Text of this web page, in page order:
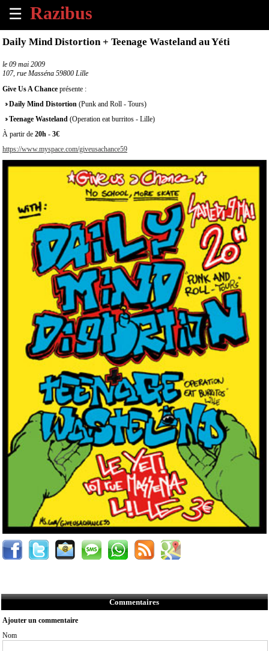
☰
×
Tous
évènements
à
venir
Annoncer
un
Contact
propos
Daily Mind Distortion + Teenage Wasteland au Yéti
le 09 mai 2009
107, rue Masséna 59800 Lille
Give Us A Chance présente :
Daily Mind Distortion (Punk and Roll - Tours)
Teenage Wasteland (Operation eat burritos - Lille)
À partir de 20h - 3€
https://www.myspace.com/giveusachance59
Commentaires
Ajouter un commentaire
Nom